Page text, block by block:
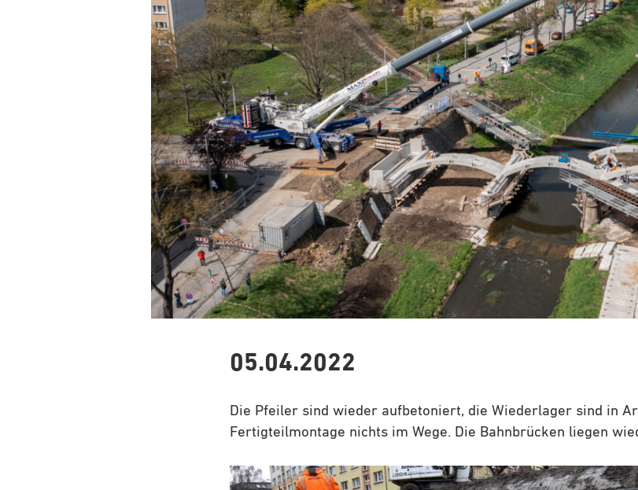
05.04.2022
Die Pfeiler sind wieder aufbetoniert, die Wiederlager sind in
Fertigteilmontage nichts im Wege. Die Bahnbrücken liegen